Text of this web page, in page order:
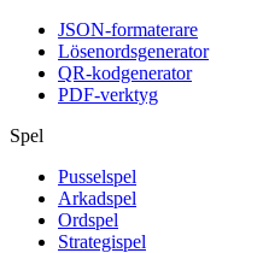
JSON-formaterare
Lösenordsgenerator
QR-kodgenerator
PDF-verktyg
Spel
Pusselspel
Arkadspel
Ordspel
Strategispel